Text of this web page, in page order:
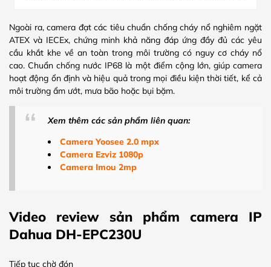
Ngoài ra, camera đạt các tiêu chuẩn chống cháy nổ nghiêm ngặt
ATEX và IECEx, chứng minh khả năng đáp ứng đầy đủ các yêu
cầu khắt khe về an toàn trong môi trường có nguy cơ cháy nổ
cao. Chuẩn chống nước IP68 là một điểm cộng lớn, giúp camera
hoạt động ổn định và hiệu quả trong mọi điều kiện thời tiết, kể cả
môi trường ẩm ướt, mưa bão hoặc bụi bặm.
Xem thêm các sản phẩm liên quan:
Camera Yoosee 2.0 mpx
Camera Ezviz 1080p
Camera Imou 2mp
Video review sản phẩm camera IP
Dahua DH-EPC230U
Tiếp tục chờ đón